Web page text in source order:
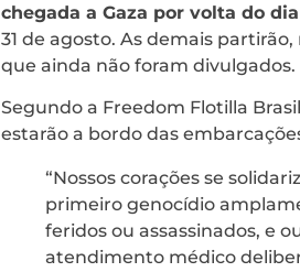
chegada a Gaza por volta do
31 de agosto. As demais
que ainda não foram divulgados.
Segundo a Freedom Flotilla
estarão a bordo das
“Nossos corações se
primeiro genocídio
feridos ou assassinados, e
atendimento médico